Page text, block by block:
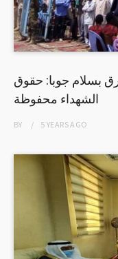
بسلام جوبا: حقوق
الشهداء محفوظة
BY 5 YEARSAGO